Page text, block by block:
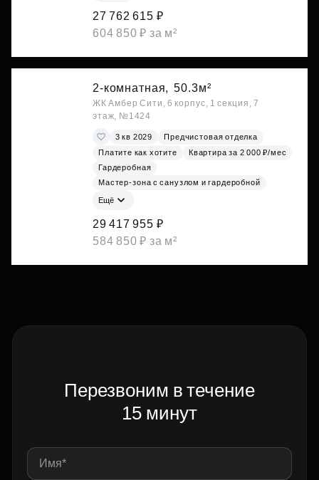
27 762 615 ₽
604 850 ₽ за м²
2-комнатная, 50.3м²
ЖК Амбер Сити, 6 корпус, 1 секция, 7
этаж, №1424
3 кв 2029
Предчистовая отделка
Платите как хотите
Квартира за 2 000 ₽/мес
Гардеробная
Мастер-зона с санузлом и гардеробной
Ещё
29 417 955 ₽
584 850 ₽ за м²
Перезвоним в течение
15 минут